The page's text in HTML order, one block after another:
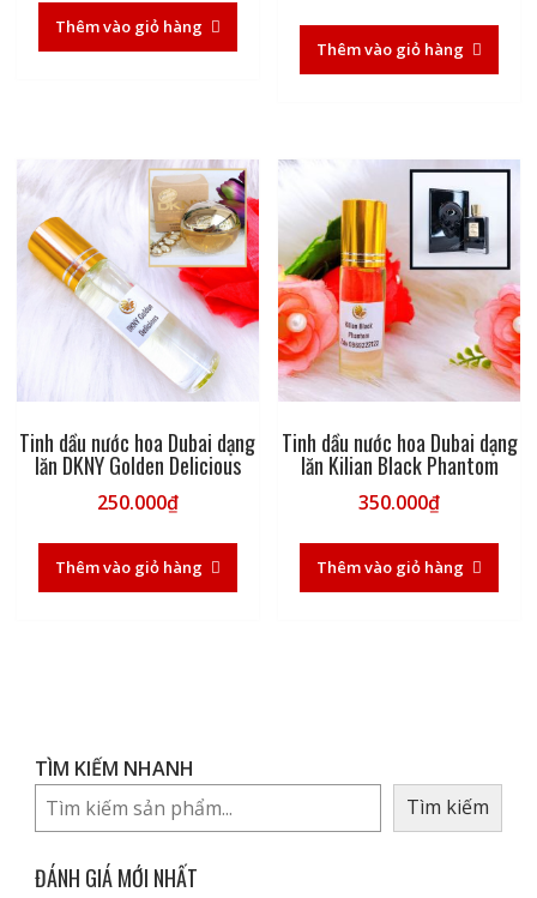
Thêm vào giỏ hàng
Thêm vào giỏ hàng
Tinh dầu nước hoa Dubai dạng
lăn DKNY Golden Delicious
250.000₫
Thêm vào giỏ hàng
Tinh dầu nước hoa Dubai dạng
lăn Kilian Black Phantom
350.000₫
Thêm vào giỏ hàng
TÌM KIẾM NHANH
Tìm kiếm
ĐÁNH GIÁ MỚI NHẤT